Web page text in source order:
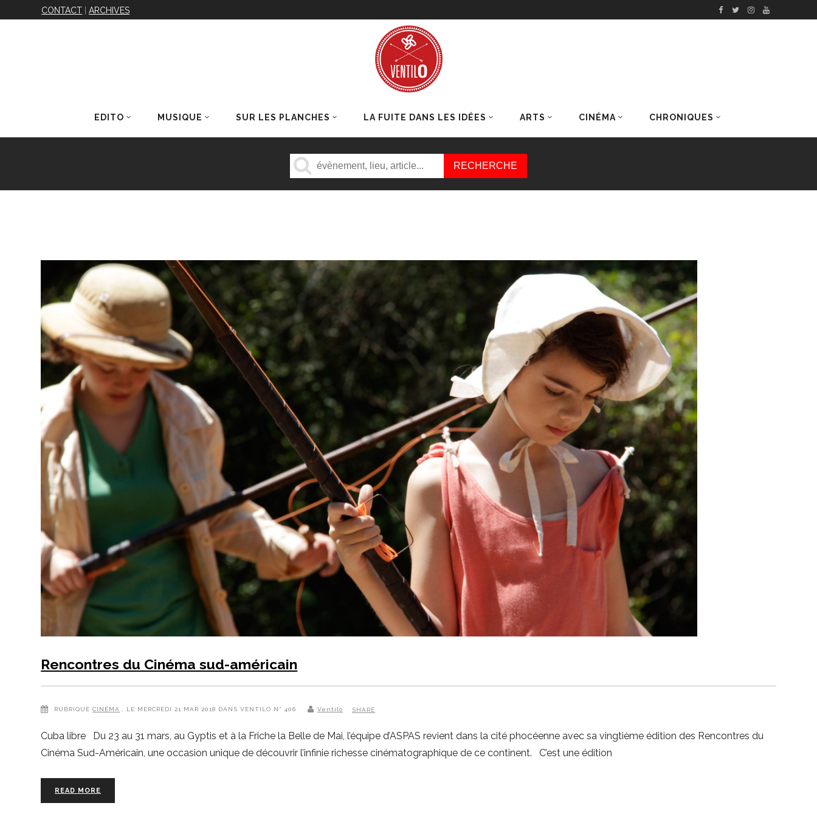
CONTACT |ARCHIVES
EDITO MUSIQUE SUR LES PLANCHES LA FUITE DANS LES IDÉES ARTS CINÉMA CHRONIQUES
DERNIERS ARTICLES
La Ville-sans-Nom, Marseille
dans la bouche de ceux qui
l’assassinent
Dantec
Rencontres du Cinéma sud-américain
RUBRIQUE CINÉMA , LE MERCREDI 21 MAR 2018 DANS VENTILO N° 406 Ventilo SHARE
Cuba libre Du 23 au 31 mars, au Gyptis et à la Friche la Belle de Mai, l’équipe d’ASPAS revient dans la cité phocéenne avec sa vingtième édition des Rencontres du
Cinéma Sud-Américain, une occasion unique de découvrir l’infinie richesse cinématographique de ce continent. C’est une édition
READ MORE